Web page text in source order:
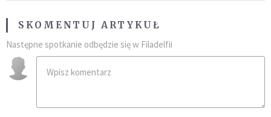
SKOMENTUJ ARTYKUŁ
Następne spotkanie odbędzie się w Filadelfii